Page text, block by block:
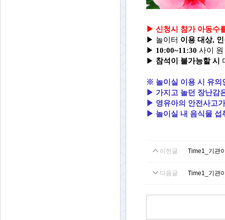
▶ 신청시 참가 아동수
▶ 놀이터 이용 대상,
▶ 10:00~11:30 사이
▶ 참석이 불가능할 시
※ 놀이실 이용 시 유의
▶ 가지고 놀던 장난감
▶ 영유아의 안전사고
▶ 놀이실 내 음식물 섭
이전글 Time1_기관
다음글 Time1_기관